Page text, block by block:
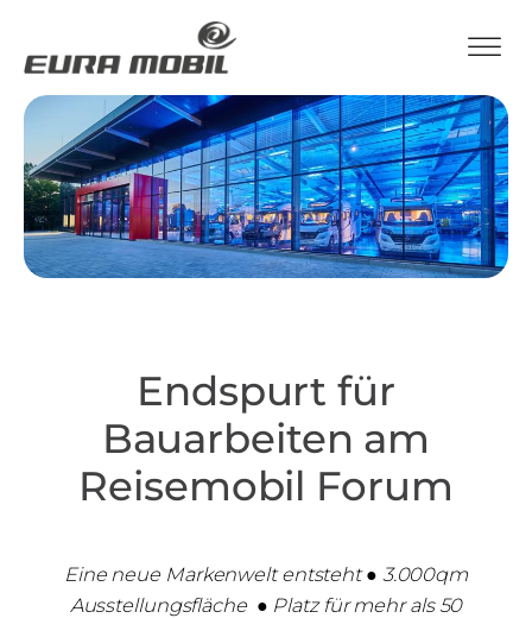
Endspurt für
Bauarbeiten am
Reisemobil Forum
Eine neue Markenwelt entsteht ● 3.000qm
Ausstellungsfläche ● Platz für mehr als 50